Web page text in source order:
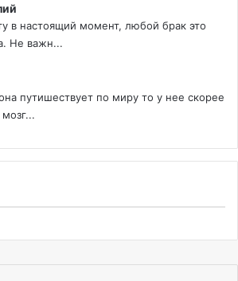
в настоящий момент, любой брак это
Не важн...
путишествует по миру то у нее скорее
мозг...